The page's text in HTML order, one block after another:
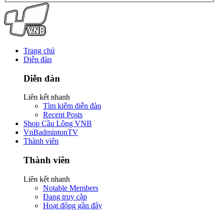
Trang chủ
Diễn đàn
Diễn đàn
Liên kết nhanh
Tìm kiếm diễn đàn
Recent Posts
Shop Cầu Lông VNB
VnBadmintonTV
Thành viên
Thành viên
Liên kết nhanh
Notable Members
Đang truy cập
Hoạt động gần đây